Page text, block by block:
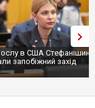
в США Стефанішиній
запобіжний захід